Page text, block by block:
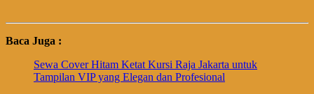
Baca Juga :
Sewa Cover Hitam Ketat Kursi Raja Jakarta untuk
Tampilan VIP yang Elegan dan Profesional